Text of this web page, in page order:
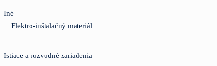
Iné
Elektro-inštalačný materiál
Istiace a rozvodné zariadenia